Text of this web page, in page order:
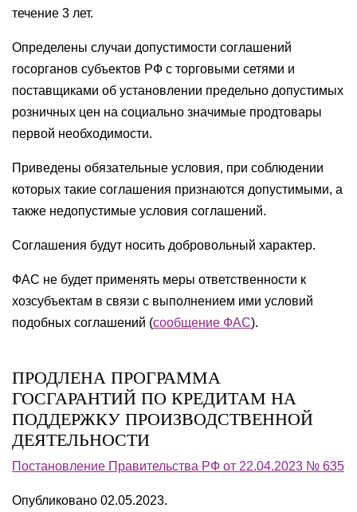
течение 3 лет.
Определены случаи допустимости соглашений
госорганов субъектов РФ с торговыми сетями и
поставщиками об установлении предельно допустимых
розничных цен на социально значимые продтовары
первой необходимости.
Приведены обязательные условия, при соблюдении
которых такие соглашения признаются допустимыми, а
также недопустимые условия соглашений.
Соглашения будут носить добровольный характер.
ФАС не будет применять меры ответственности к
хозсубъектам в связи с выполнением ими условий
подобных соглашений (сообщение ФАС).
ПРОДЛЕНА ПРОГРАММА
ГОСГАРАНТИЙ ПО КРЕДИТАМ НА
ПОДДЕРЖКУ ПРОИЗВОДСТВЕННОЙ
ДЕЯТЕЛЬНОСТИ
Постановление Правительства РФ от 22.04.2023 № 635
Опубликовано 02.05.2023.